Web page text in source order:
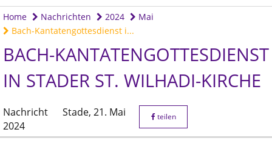
Home Nachrichten 2024
Mai
Bach-Kantatengottesdienst i...
BACH-KANTATENGOTTESDIENST
IN STADER ST. WILHADI-KIRCHE
Nachricht Stade, 21. Mai
2024
teilen